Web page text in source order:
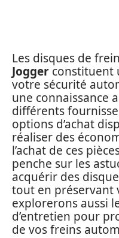
Les disques de
Jogger constituent
votre sécurité
une connaissance
différents
options d’achat
réaliser des
l’achat de ces
penche sur les
acquérir des
tout en préservant
explorerons aussi
d’entretien pour
de vos freins